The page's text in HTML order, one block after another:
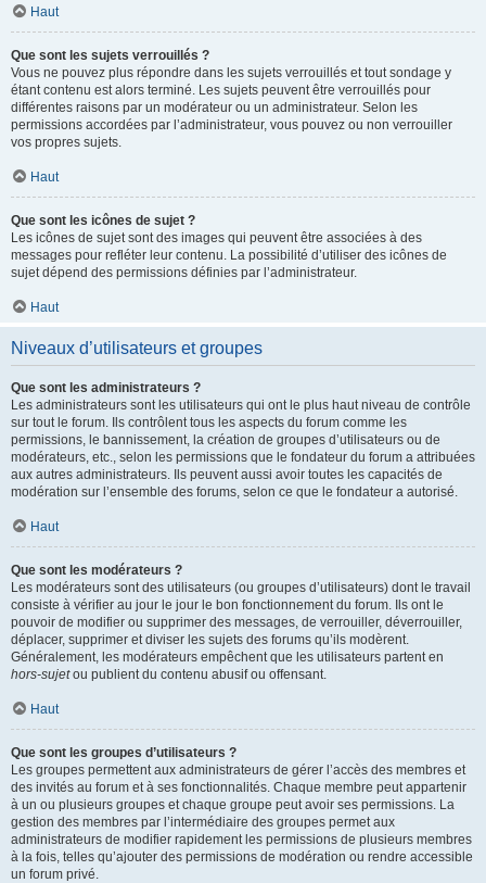
Haut
Que sont les sujets verrouillés ?
Vous ne pouvez plus répondre dans les sujets verrouillés et tout sondage y
étant contenu est alors terminé. Les sujets peuvent être verrouillés pour
différentes raisons par un modérateur ou un administrateur. Selon les
permissions accordées par l’administrateur, vous pouvez ou non verrouiller
vos propres sujets.
Haut
Que sont les icônes de sujet ?
Les icônes de sujet sont des images qui peuvent être associées à des
messages pour refléter leur contenu. La possibilité d’utiliser des icônes de
sujet dépend des permissions définies par l’administrateur.
Haut
Niveaux d’utilisateurs et groupes
Que sont les administrateurs ?
Les administrateurs sont les utilisateurs qui ont le plus haut niveau de contrôle
sur tout le forum. Ils contrôlent tous les aspects du forum comme les
permissions, le bannissement, la création de groupes d’utilisateurs ou de
modérateurs, etc., selon les permissions que le fondateur du forum a attribuées
aux autres administrateurs. Ils peuvent aussi avoir toutes les capacités de
modération sur l’ensemble des forums, selon ce que le fondateur a autorisé.
Haut
Que sont les modérateurs ?
Les modérateurs sont des utilisateurs (ou groupes d’utilisateurs) dont le travail
consiste à vérifier au jour le jour le bon fonctionnement du forum. Ils ont le
pouvoir de modifier ou supprimer des messages, de verrouiller, déverrouiller,
déplacer, supprimer et diviser les sujets des forums qu’ils modèrent.
Généralement, les modérateurs empêchent que les utilisateurs partent en
hors-sujetou publient du contenu abusif ou offensant.
Haut
Que sont les groupes d’utilisateurs ?
Les groupes permettent aux administrateurs de gérer l’accès des membres et
des invités au forum et à ses fonctionnalités. Chaque membre peut appartenir
à un ou plusieurs groupes et chaque groupe peut avoir ses permissions. La
gestion des membres par l’intermédiaire des groupes permet aux
administrateurs de modifier rapidement les permissions de plusieurs membres
à la fois, telles qu’ajouter des permissions de modération ou rendre accessible
un forum privé.